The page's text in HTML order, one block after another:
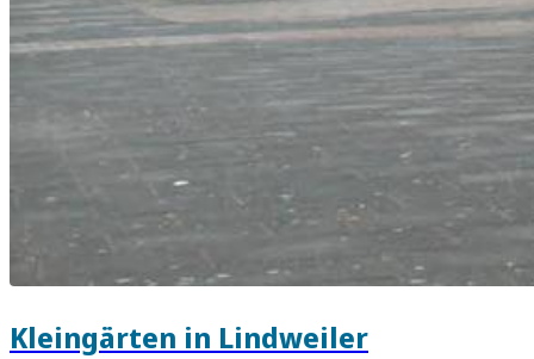
Kleingärten in Lindweiler